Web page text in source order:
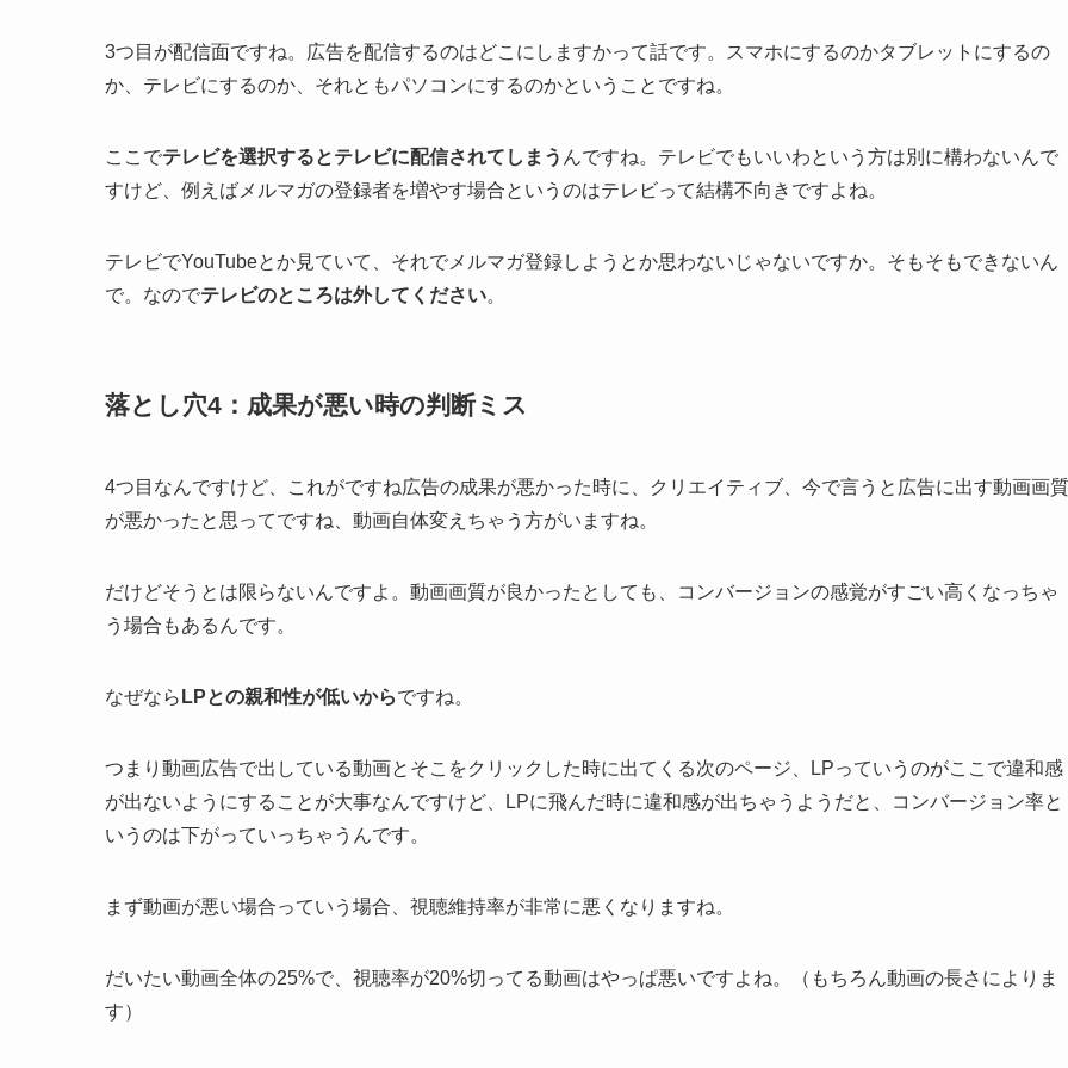
3つ目が配信面ですね。広告を配信するのはどこにしますかって話です。スマホにするのかタブレットにするの
か、テレビにするのか、それともパソコンにするのかということですね。
ここでテレビを選択するとテレビに配信されてしまう んですね。テレビでもいいわという方は別に構わないんで
すけど、例えばメルマガの登録者を増やす場合というのはテレビって結構不向きですよね。
テレビでYouTubeとか見ていて、それでメルマガ登録しようとか思わないじゃないですか。そもそもできないん
で。なのでテレビのところは外してください。
落とし穴4：成果が悪い時の判断ミス
4つ目なんですけど、これがですね広告の成果が悪かった時に、クリエイティブ、今で言うと広告に出す動画画質
が悪かったと思ってですね、動画自体変えちゃう方がいますね。
だけどそうとは限らないんですよ。動画画質が良かったとしても、コンバージョンの感覚がすごい高くなっちゃ
う場合もあるんです。
なぜなら LPとの親和性が低いからですね。
つまり動画広告で出している動画とそこをクリックした時に出てくる次のページ、LPっていうのがここで違和感
が出ないようにすることが大事なんですけど、LPに飛んだ時に違和感が出ちゃうようだと、コンバージョン率と
いうのは下がっていっちゃうんです。
まず動画が悪い場合っていう場合、視聴維持率が非常に悪くなりますね。
だいたい動画全体の25%で、視聴率が20%切ってる動画はやっぱ悪いですよね。（もちろん動画の長さによりま
す）